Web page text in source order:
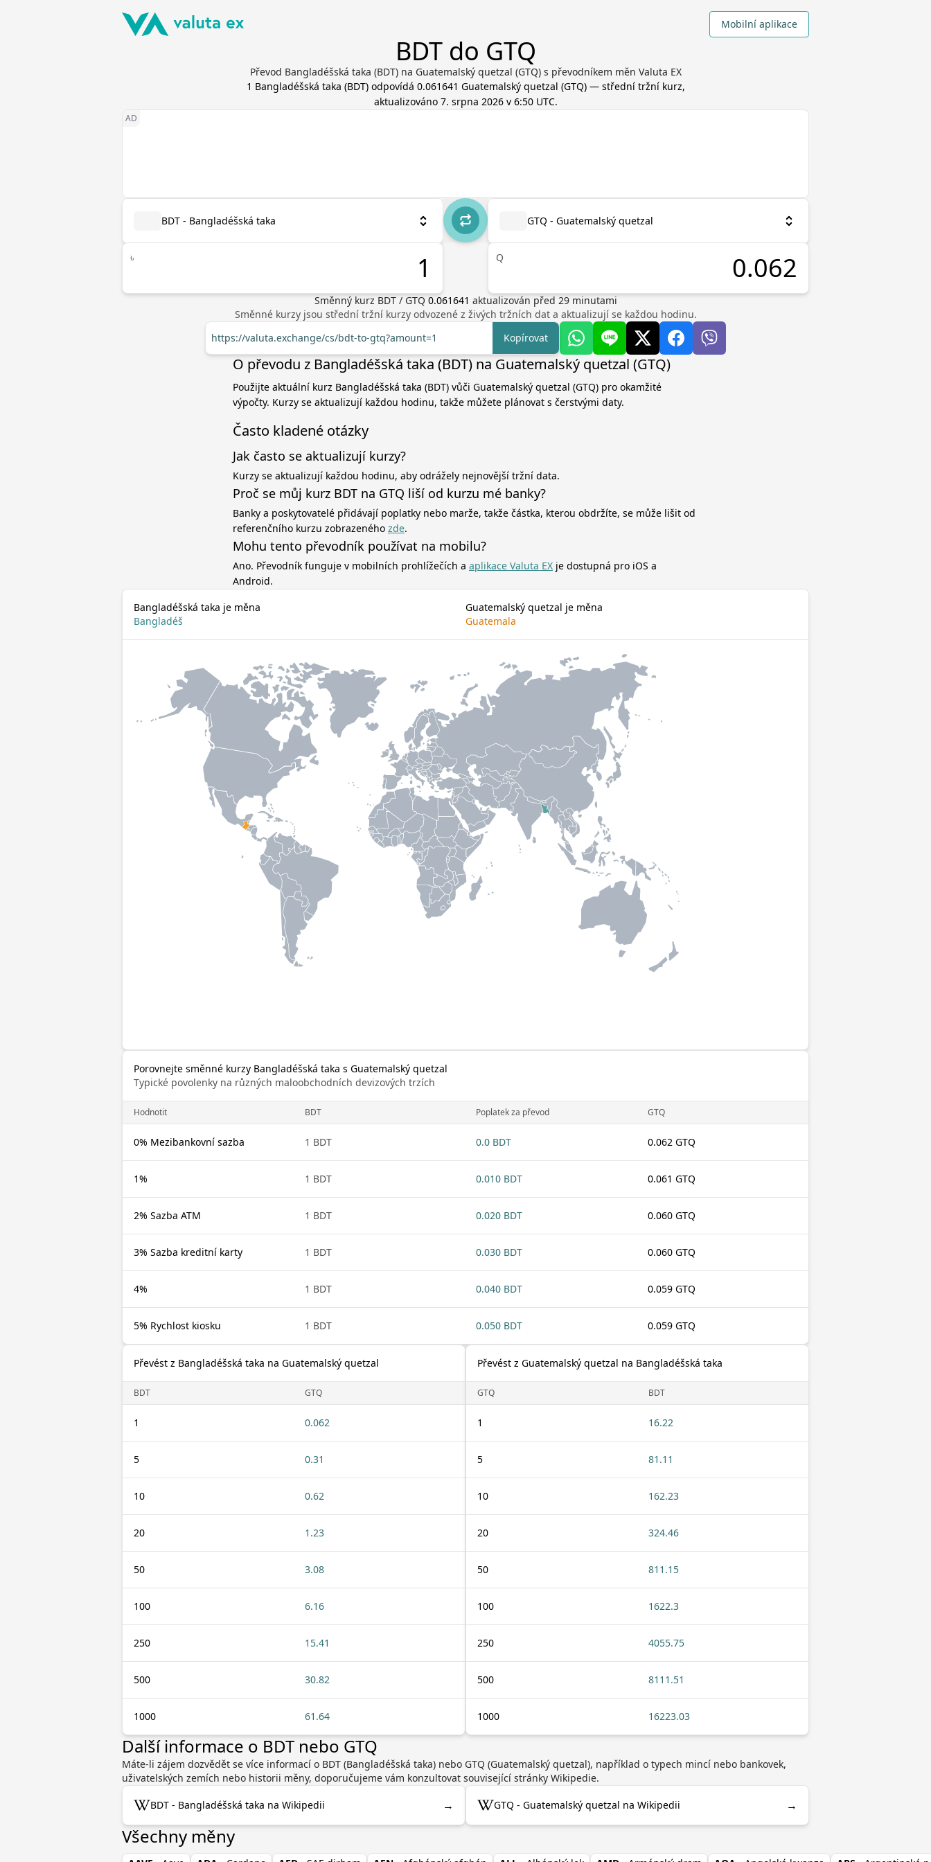
Mobilní aplikace
BDT do GTQ
Převod Bangladéšská taka (BDT) na Guatemalský quetzal (GTQ) s převodníkem měn Valuta EX
1 Bangladéšská taka (BDT) odpovídá 0.061641 Guatemalský quetzal (GTQ) — střední tržní kurz,
aktualizováno 7. srpna 2026 v 6:50 UTC.
BDT - Bangladéšská taka
৳
GTQ - Guatemalský quetzal
Q
Směnný kurz BDT/ GTQ 0.061641 aktualizován před 29minutami
Směnné kurzy jsou střední tržní kurzy odvozené z živých tržních dat a aktualizují se každou hodinu.
https://valuta.exchange/cs/bdt-to-gtq?amount=1
Kopírovat
O převodu z Bangladéšská taka (BDT) na Guatemalský quetzal (GTQ)
Použijte aktuální kurz Bangladéšská taka (BDT) vůči Guatemalský quetzal (GTQ) pro okamžité
výpočty. Kurzy se aktualizují každou hodinu, takže můžete plánovat s čerstvými daty.
Často kladené otázky
Jak často se aktualizují kurzy?
Kurzy se aktualizují každou hodinu, aby odrážely nejnovější tržní data.
Proč se můj kurz BDT na GTQ liší od kurzu mé banky?
Banky a poskytovatelé přidávají poplatky nebo marže, takže částka, kterou obdržíte, se může lišit od
referenčního kurzu zobrazeného zde.
Mohu tento převodník používat na mobilu?
Ano. Převodník funguje v mobilních prohlížečích a aplikace Valuta EX je dostupná pro iOS a
Android.
Bangladéšská taka je měna
Bangladéš
Guatemalský quetzal je měna
Guatemala
Porovnejte směnné kurzy Bangladéšská taka s Guatemalský quetzal
Typické povolenky na různých maloobchodních devizových trzích
Hodnotit BDT Poplatek za převod GTQ
0% Mezibankovní sazba 1 BDT 0.0 BDT 0.062 GTQ
1% 1 BDT 0.010 BDT 0.061 GTQ
2% Sazba ATM 1 BDT 0.020 BDT 0.060 GTQ
3% Sazba kreditní karty 1 BDT 0.030 BDT 0.060 GTQ
4% 1 BDT 0.040 BDT 0.059 GTQ
5% Rychlost kiosku 1 BDT 0.050 BDT 0.059 GTQ
Převést z Bangladéšská taka na Guatemalský quetzal
BDT GTQ
1 0.062
5 0.31
10 0.62
20 1.23
50 3.08
100 6.16
250 15.41
500 30.82
1000 61.64
Převést z Guatemalský quetzal na Bangladéšská taka
GTQ BDT
1 16.22
5 81.11
10 162.23
20 324.46
50 811.15
100 1622.3
250 4055.75
500 8111.51
1000 16223.03
Další informace o BDT nebo GTQ
Máte-li zájem dozvědět se více informací o BDT (Bangladéšská taka) nebo GTQ (Guatemalský quetzal), například o typech mincí nebo bankovek,
uživatelských zemích nebo historii měny, doporučujeme vám konzultovat související stránky Wikipedie.
BDT - Bangladéšská taka na Wikipedii → GTQ - Guatemalský quetzal na Wikipedii →
Všechny měny